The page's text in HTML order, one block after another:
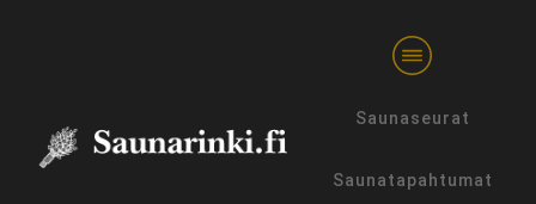
Saunaseurat
Saunatapahtumat